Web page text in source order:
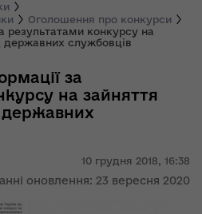
Оголошення про конкурси
результатами конкурсу на
державних службовців
10 грудня 2018, 16:38
оновлення: 23 вересня 2020
за
на зайняття